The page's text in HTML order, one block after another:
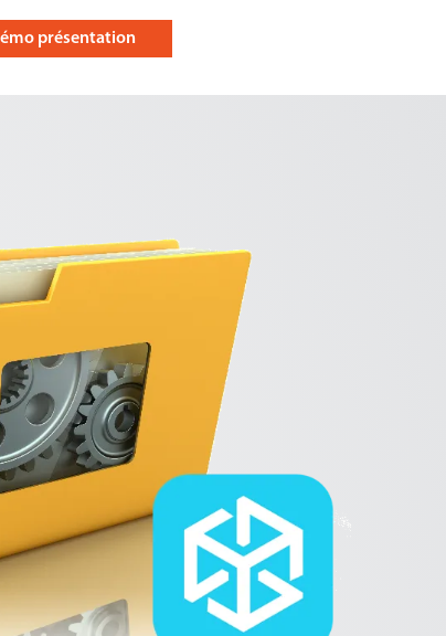
présentation